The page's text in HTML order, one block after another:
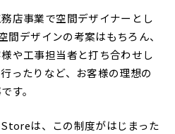
店事業で空間デザイナーとし
デザインの考案はもちろん、
や工事担当者と打ち合わせし
ったりなど、お客様の理想の
す。
は、この制度がはじまった